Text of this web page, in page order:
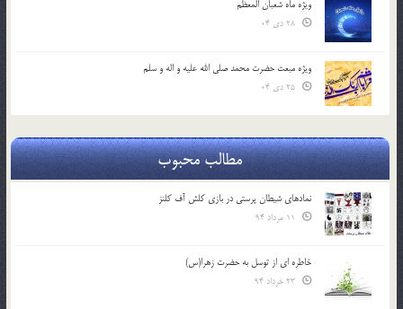
ویژه ماه شعبان المعظّم
ویژه مبعث حضرت محمد صلی الله علیه و اله و سلم
مطالب محبوب
نمادهای شیطان پرستی در بازی کلش آف کلنز
خاطره ای از توسل به حضرت زهرا(س)